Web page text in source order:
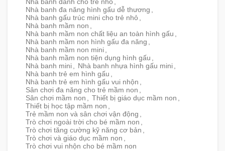
Nhà banh dành cho trẻ nhỏ ,
Nhà banh đa năng hình gấu dễ thương ,
Nhà banh gấu trúc mini cho trẻ nhỏ ,
Nhà banh mầm non ,
Nhà banh mầm non chất liệu an toàn hình gấu ,
Nhà banh mầm non hình gấu đa năng ,
Nhà banh mầm non mini,
Nhà banh mầm non tiện dụng hình gấu ,
Nhà banh mini, Nhà banh nhựa hình gấu mini,
Nhà banh trẻ em hình gấu ,
Nhà banh trẻ em hình gấu vui nhộn ,
Sân chơi đa năng cho trẻ mầm non ,
Sân chơi mầm non , Thiết bị giáo dục mầm non ,
Thiết bị học tập mầm non ,
Trẻ mầm non và sân chơi vận động ,
Trò chơi ngoài trời cho bé mầm non ,
Trò chơi tăng cường kỹ năng cơ bản ,
Trò chơi và giáo dục mầm non ,
Trò chơi vui nhộn cho bé mầm non